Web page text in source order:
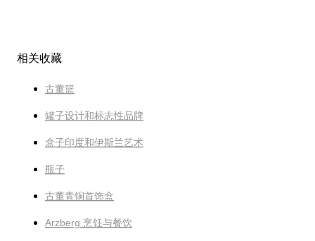
相关收藏
古董篮
罐子设计和标志性品牌
盒子印度和伊斯兰艺术
瓶子
古董青铜首饰盒
Arzberg 烹饪与餐饮